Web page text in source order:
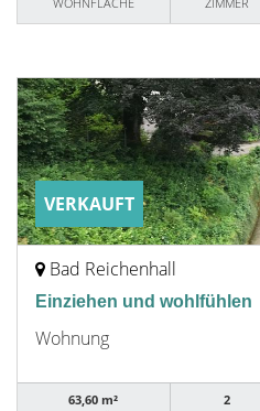
VERKAUFT
Bad Reichenhall
Einziehen und wohlfühlen
Wohnung
63,60 m²
2